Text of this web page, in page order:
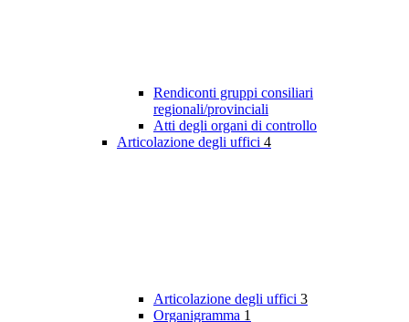
Rendiconti gruppi consiliari
regionali/provinciali
Atti degli organi di controllo
Articolazione degli uffici 4
Articolazione degli uffici 3
Organigramma 1